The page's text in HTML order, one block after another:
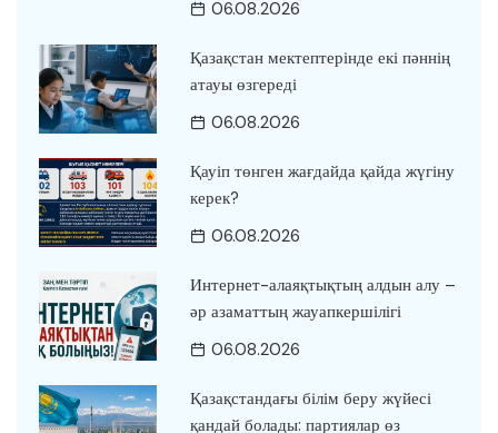
06.08.2026
Қазақстан мектептерінде екі пәннің
атауы өзгереді
06.08.2026
Қауіп төнген жағдайда қайда жүгіну
керек?
06.08.2026
Интернет-алаяқтықтың алдын алу –
әр азаматтың жауапкершілігі
06.08.2026
Қазақстандағы білім беру жүйесі
қандай болады: партиялар өз